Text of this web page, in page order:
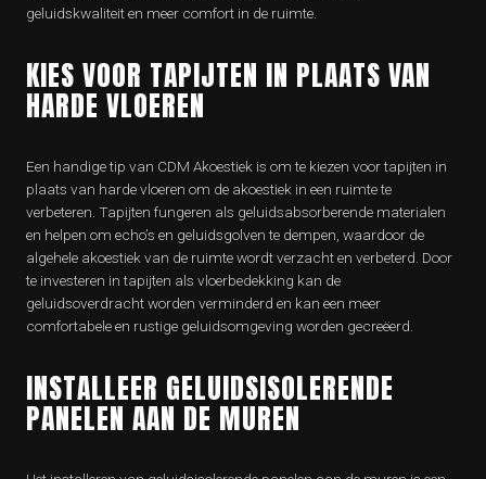
geluidskwaliteit en meer comfort in de ruimte.
KIES VOOR TAPIJTEN IN PLAATS VAN
HARDE VLOEREN
Een handige tip van CDM Akoestiek is om te kiezen voor tapijten in
plaats van harde vloeren om de akoestiek in een ruimte te
verbeteren. Tapijten fungeren als geluidsabsorberende materialen
en helpen om echo’s en geluidsgolven te dempen, waardoor de
algehele akoestiek van de ruimte wordt verzacht en verbeterd. Door
te investeren in tapijten als vloerbedekking kan de
geluidsoverdracht worden verminderd en kan een meer
comfortabele en rustige geluidsomgeving worden gecreëerd.
INSTALLEER GELUIDSISOLERENDE
PANELEN AAN DE MUREN